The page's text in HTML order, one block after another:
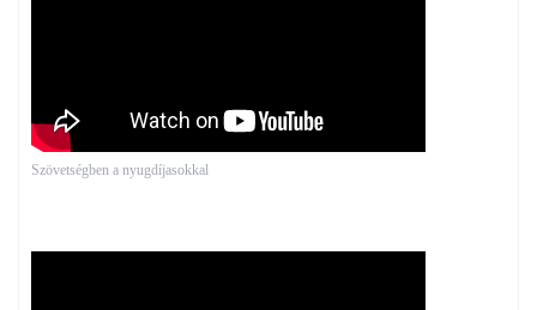
Szövetségben a nyugdíjasokkal